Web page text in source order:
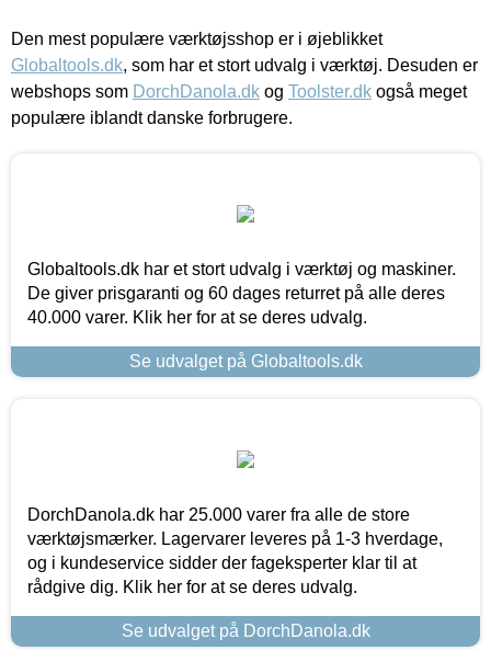
Den mest populære værktøjsshop er i øjeblikket
Globaltools.dk, som har et stort udvalg i værktøj. Desuden er
webshops som DorchDanola.dk og Toolster.dk også meget
populære iblandt danske forbrugere.
Globaltools.dk har et stort udvalg i værktøj og maskiner.
De giver prisgaranti og 60 dages returret på alle deres
40.000 varer. Klik her for at se deres udvalg.
Se udvalget på Globaltools.dk
DorchDanola.dk har 25.000 varer fra alle de store
værktøjsmærker. Lagervarer leveres på 1-3 hverdage,
og i kundeservice sidder der fageksperter klar til at
rådgive dig. Klik her for at se deres udvalg.
Se udvalget på DorchDanola.dk